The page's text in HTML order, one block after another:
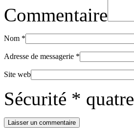
Commentaire
Nom *
Adresse de messagerie *
Site web
Sécurité * quatre